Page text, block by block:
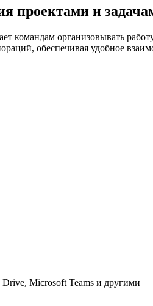
проектами и
командам организовывать
обеспечивая удобное
Microsoft Teams и другими